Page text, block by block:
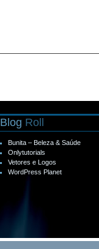
Blog Roll
Bunita – Beleza & Saúde
Onlytutorials
Vetores e Logos
WordPress Planet